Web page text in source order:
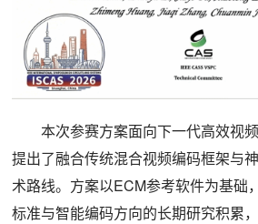
本次参赛方案面向下一代高效视
提出了融合传统混合视频编码框架与
术路线。方案以ECM参考软件为基础
标准与智能编码方向的长期研究积累